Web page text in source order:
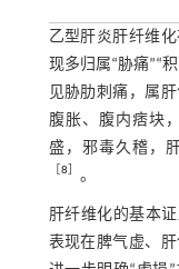
乙型肝炎肝纤维
现多归属“胁痛”“
见胁肋刺痛，属
腹胀、腹内痞块
盛，邪毒久稽，
［8］ 。
肝纤维化的基本
表现在脾气虚、